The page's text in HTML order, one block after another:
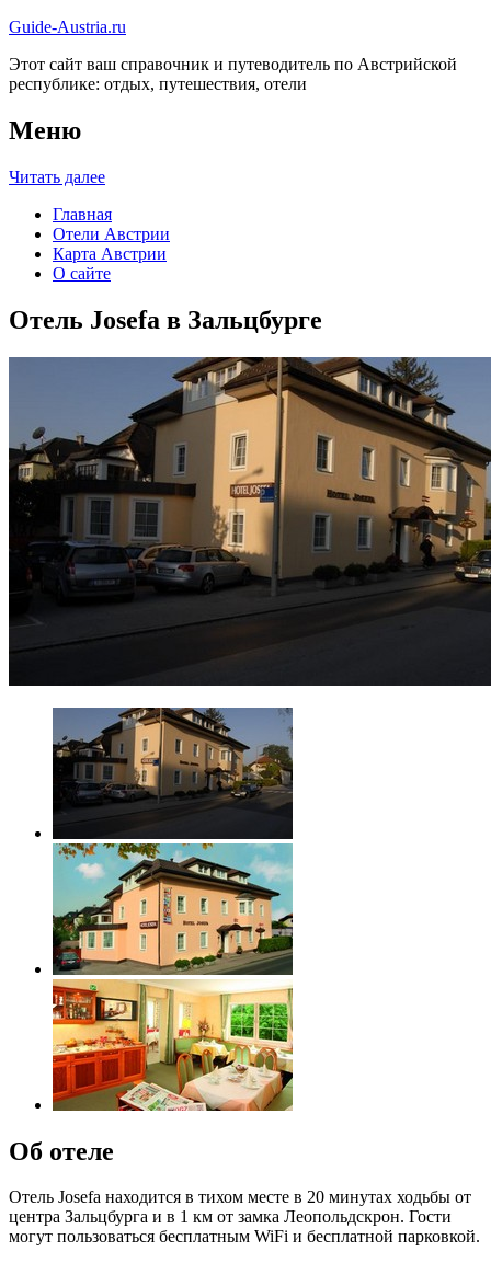
Guide-Austria.ru
Этот сайт ваш справочник и путеводитель по Австрийской
республике: отдых, путешествия, отели
Меню
Читать далее
Главная
Отели Австрии
Карта Австрии
О сайте
Отель Josefa в Зальцбурге
Об отеле
Отель Josefa находится в тихом месте в 20 минутах ходьбы от
центра Зальцбурга и в 1 км от замка Леопольдскрон. Гости
могут пользоваться бесплатным WiFi и бесплатной парковкой.